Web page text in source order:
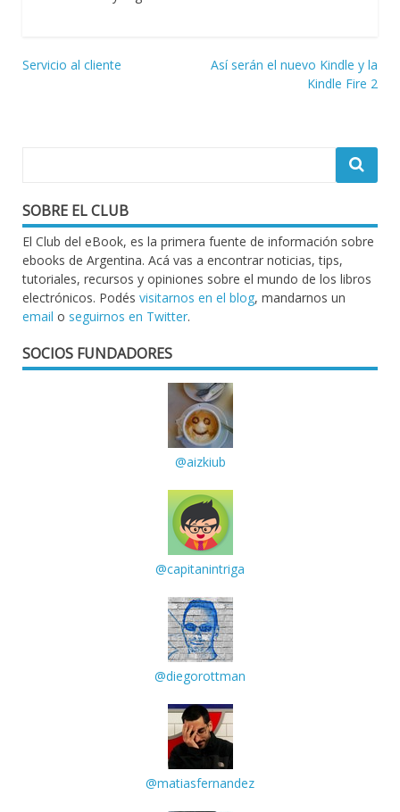
Navegación
Servicio al cliente
Así serán el nuevo Kindle y la
Kindle Fire 2
SOBRE EL CLUB
El Club del eBook, es la primera fuente de información sobre
ebooks de Argentina. Acá vas a encontrar noticias, tips,
tutoriales, recursos y opiniones sobre el mundo de los libros
electrónicos. Podés visitarnos en el blog, mandarnos un
email o seguirnos en Twitter.
SOCIOS FUNDADORES
@aizkiub
@capitanintriga
@diegorottman
@matiasfernandez